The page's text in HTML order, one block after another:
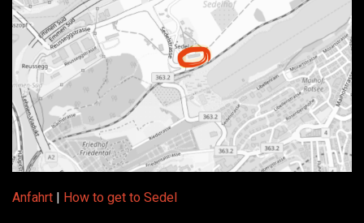
Anfahrt | How to get to Sedel